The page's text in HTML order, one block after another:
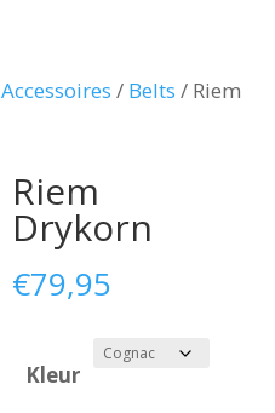
Accessoires / Belts / Riem
Riem
Drykorn
€79,95
Kleur